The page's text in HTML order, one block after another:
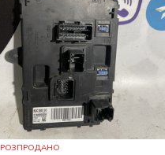
РОЗПРОДАНО